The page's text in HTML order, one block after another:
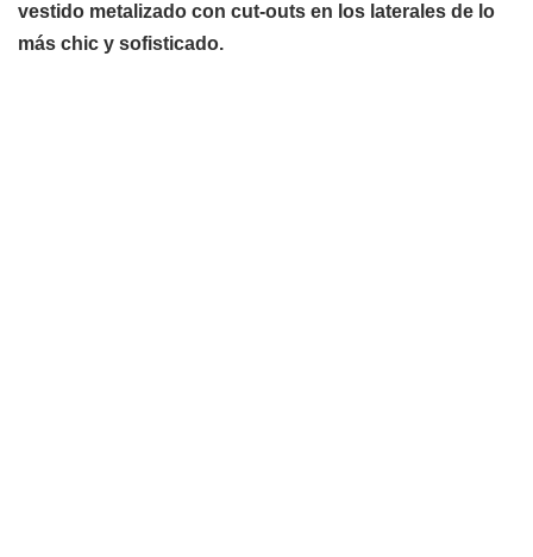
vestido metalizado con cut-outs en los laterales de lo
más chic y sofisticado.